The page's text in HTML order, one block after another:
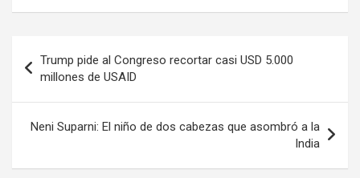
Post
de
entradas
Trump pide al Congreso recortar casi USD 5.000
millones de USAID
Neni Suparni: El niño de dos cabezas que asombró a la
India